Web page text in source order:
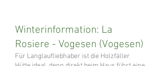
Winterinformation: La
Rosiere - Vogesen (Vogesen)
Für Langlaufliebhaber ist die Holzfäller